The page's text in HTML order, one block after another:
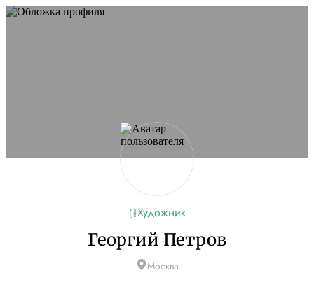
Художник
Георгий Петров
Москва